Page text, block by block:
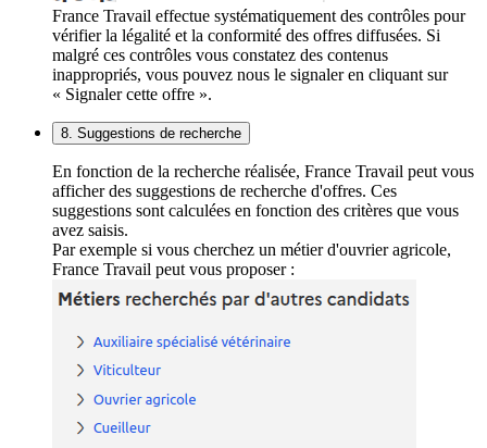
France Travail effectue systématiquement des contrôles pour
vérifier la légalité et la conformité des offres diffusées. Si
malgré ces contrôles vous constatez des contenus
inappropriés, vous pouvez nous le signaler en cliquant sur
« Signaler cette offre ».
8. Suggestions de recherche
En fonction de la recherche réalisée, France Travail peut vous
afficher des suggestions de recherche d'offres. Ces
suggestions sont calculées en fonction des critères que vous
avez saisis.
Par exemple si vous cherchez un métier d'ouvrier agricole,
France Travail peut vous proposer :